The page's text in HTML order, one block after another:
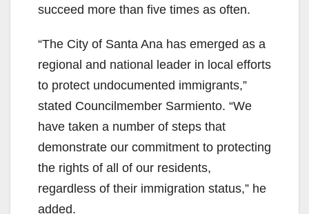
succeed more than five times as often.
“The City of Santa Ana has emerged as a
regional and national leader in local efforts
to protect undocumented immigrants,”
stated Councilmember Sarmiento. “We
have taken a number of steps that
demonstrate our commitment to protecting
the rights of all of our residents,
regardless of their immigration status,” he
added.